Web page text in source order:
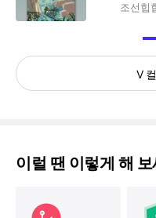
조선힙
1
V
이럴 땐 이렇게 해